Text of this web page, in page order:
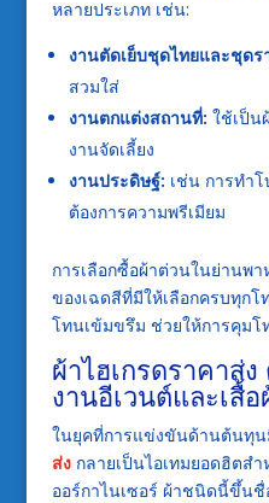
หลายประเภท เช่น:
งานตัดเย็บชุดไทยและชุดร
สวมใส่
งานตกแต่งสถานที่: ใช้เป็น
งานจัดเลี้ยง
งานประดิษฐ์: เช่น การทำ
ต้องการความพรีเมียม
การเลือกซื้อผ้าต่วนในย่านพา
ของเฉดสีที่มีให้เลือกครบทุก
โทนเข้มขรึม ช่วยให้การคุมโ
ผ้าไฮเกรดราคาส่
งานอีเวนต์และเสื้
ในยุคที่การแข่งขันด้านต้นทุ
ส่ง กลายเป็นไอเทมยอดฮิตส
ออร์กาไนเซอร์ ผ้าชนิดนี้ขึ้นชื่